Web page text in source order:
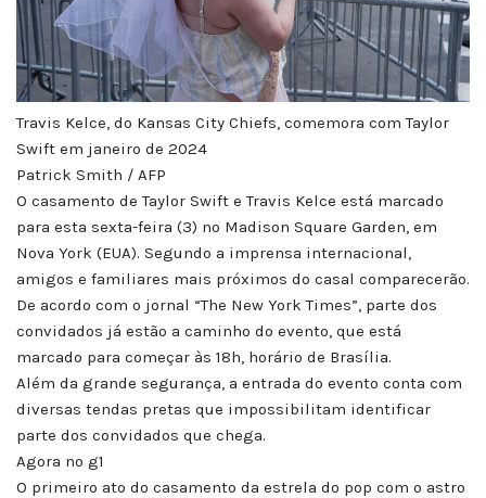
Travis Kelce, do Kansas City Chiefs, comemora com Taylor
Swift em janeiro de 2024
Patrick Smith / AFP
O casamento de Taylor Swift e Travis Kelce está marcado
para esta sexta-feira (3) no Madison Square Garden, em
Nova York (EUA). Segundo a imprensa internacional,
amigos e familiares mais próximos do casal comparecerão.
De acordo com o jornal “The New York Times”, parte dos
convidados já estão a caminho do evento, que está
marcado para começar às 18h, horário de Brasília.
Além da grande segurança, a entrada do evento conta com
diversas tendas pretas que impossibilitam identificar
parte dos convidados que chega.
Agora no g1
O primeiro ato do casamento da estrela do pop com o astro